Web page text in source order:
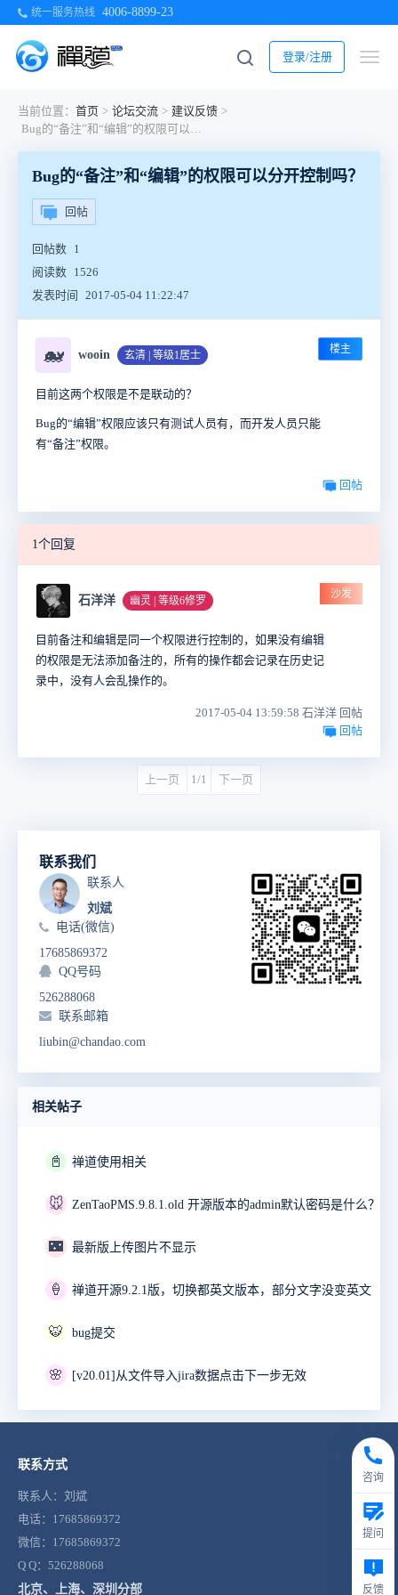
统一服务热线 4006-8899-23
登录/注册
当前位置： 首页 > 论坛交流 > 建议反馈 >
Bug的“备注”和“编辑”的权限可以分开控制吗？
Bug的“备注”和“编辑”的权限可以分开控制吗？
回帖
回帖数 1
阅读数 1526
发表时间
2017-05-04 11:22:47
🐋 wooin 玄清 | 等级1居士 楼主
目前这两个权限是不是联动的？
Bug的“编辑”权限应该只有测试人员有，而开发人员只能
有“备注”权限。
回帖
1个回复
石洋洋 幽灵 | 等级6修罗
沙发
目前备注和编辑是同一个权限进行控制的，如果没有编辑
的权限是无法添加备注的，所有的操作都会记录在历史记
录中，没有人会乱操作的。
2017-05-04 13:59:58 石洋洋 回帖
回帖
上一页 1/1 下一页
联系我们
联系人
刘斌
电话(微信)
17685869372
QQ号码
526288068
联系邮箱
liubin@chandao.com
相关帖子
📓 禅道使用相关
🐭 ZenTaoPMS.9.8.1.old 开源版本的admin默认密码是什么？
🌃 最新版上传图片不显示
🍦 禅道开源9.2.1版，切换都英文版本，部分文字没变英文
🐯 bug提交
🌸 [v20.01]从文件导入jira数据点击下一步无效
联系方式
联系人：刘斌
电话：17685869372
微信：17685869372
Q Q：526288068
北京、上海、深圳分部
咨询
提问
反馈